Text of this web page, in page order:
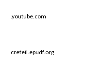
.youtube.com
creteil.epudf.org